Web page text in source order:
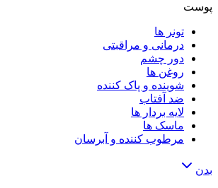
پوست
تونر ها
درمانی و مراقبتی
دور چشم
روغن ها
شوینده و پاک کننده
ضد آفتاب
لایه‌ بردار ها
ماسک ها
مرطوب کننده و آبرسان
بدن